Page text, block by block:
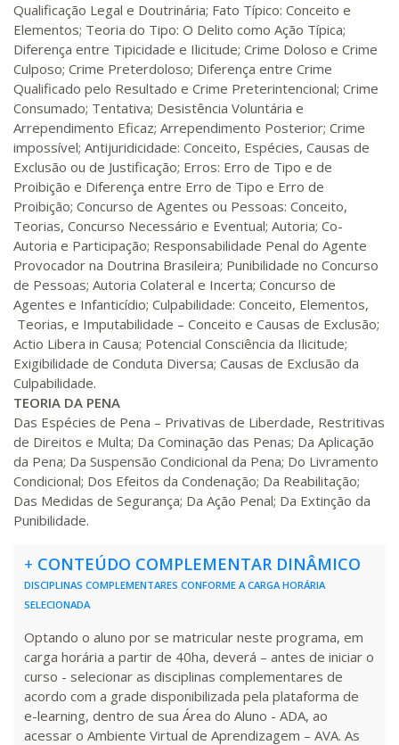
360 H 45dias 120dias
R$ 1.784,48
Matricular
380 H 48dias 150dias
R$ 1.883,61
Matricular
400 H 50dias 150 dias
R$ 1.982,74
Matricular
420 H 53dias 150dias
R$ 2.082,12
Matricular
440 H 55dias 150dias
R$ 2.240,16
Matricular
Qualificação Legal e Doutrinária; Fato Típico: Conceito e
Elementos; Teoria do Tipo: O Delito como Ação Típica;
Diferença entre Tipicidade e Ilicitude; Crime Doloso e Crime
Culposo; Crime Preterdoloso; Diferença entre Crime
Qualificado pelo Resultado e Crime Preterintencional; Crime
Consumado; Tentativa; Desistência Voluntária e
Arrependimento Eficaz; Arrependimento Posterior; Crime
impossível; Antijuridicidade: Conceito, Espécies, Causas de
Exclusão ou de Justificação; Erros: Erro de Tipo e de
Proibição e Diferença entre Erro de Tipo e Erro de
Proibição; Concurso de Agentes ou Pessoas: Conceito,
Teorias, Concurso Necessário e Eventual; Autoria; Co-
Autoria e Participação; Responsabilidade Penal do Agente
Provocador na Doutrina Brasileira; Punibilidade no Concurso
de Pessoas; Autoria Colateral e Incerta; Concurso de
Agentes e Infanticídio; Culpabilidade: Conceito, Elementos,
Teorias, e Imputabilidade – Conceito e Causas de Exclusão;
Actio Libera in Causa; Potencial Consciência da Ilicitude;
Exigibilidade de Conduta Diversa; Causas de Exclusão da
Culpabilidade.
TEORIA DA PENA
Das Espécies de Pena – Privativas de Liberdade, Restritivas
de Direitos e Multa; Da Cominação das Penas; Da Aplicação
da Pena; Da Suspensão Condicional da Pena; Do Livramento
Condicional; Dos Efeitos da Condenação; Da Reabilitação;
Das Medidas de Segurança; Da Ação Penal; Da Extinção da
Punibilidade.
+ CONTEÚDO COMPLEMENTAR DINÂMICO
DISCIPLINAS COMPLEMENTARES CONFORME A CARGA HORÁRIA
SELECIONADA
Optando o aluno por se matricular neste programa, em
carga horária a partir de 40ha, deverá – antes de iniciar o
curso - selecionar as disciplinas complementares de
acordo com a grade disponibilizada pela plataforma de
e-learning, dentro de sua Área do Aluno - ADA, ao
acessar o Ambiente Virtual de Aprendizagem – AVA. As